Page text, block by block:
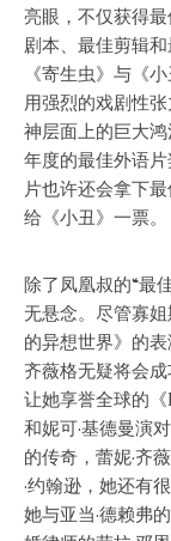
亮眼，不仅获得
剧本、最佳剪辑
《寄生虫》与《
用强烈的戏剧性
神层面上的巨大
年度的最佳外语
片也许还会拿下
给《小丑》一票。
除了凤凰叔的“最
无悬念。尽管寡
的异想世界》的
齐薇格无疑将会
让她享誉全球的
和妮可·基德曼演
的传奇，蕾妮·齐
·约翰逊，她还有
她与亚当·德赖弗